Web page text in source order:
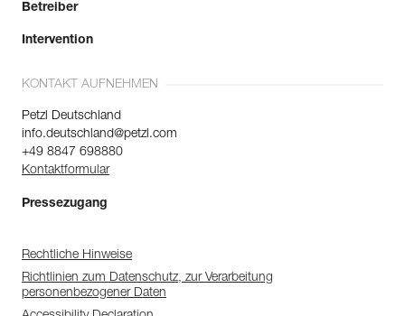
Betreiber
Intervention
KONTAKT AUFNEHMEN
Petzl Deutschland
info.deutschland@petzl.com
+49 8847 698880
Kontaktformular
Pressezugang
Rechtliche Hinweise
Richtlinien zum Datenschutz, zur Verarbeitung
personenbezogener Daten